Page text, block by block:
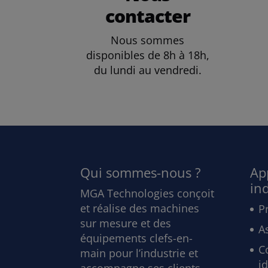
contacter
Nous sommes
disponibles de 8h à 18h,
du lundi au vendredi.
Qui sommes-nous ?
MGA Technologies conçoit
et réalise des machines
sur mesure et des
équipements clefs-en-
main pour l’industrie et